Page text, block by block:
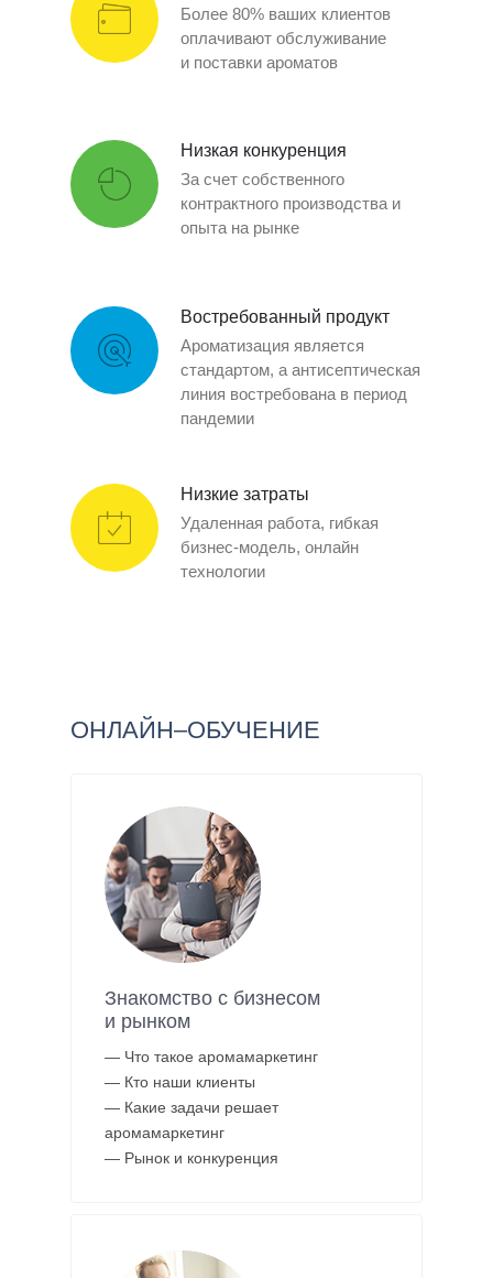
Низкая конкуренция
За счет собственного
контрактного производства и
опыта на рынке
Более 80% ваших клиентов
оплачивают обслуживание
и поставки ароматов
Востребованный продукт
Ароматизация является
стандартом, а антисептическая
линия востребована в период
пандемии
Низкие затраты
Удаленная работа, гибкая
бизнес-модель, онлайн
технологии
ОНЛАЙН–ОБУЧЕНИЕ
Знакомство с бизнесом
и рынком
— Что такое аромамаркетинг
— Кто наши клиенты
— Какие задачи решает
аромамаркетинг
— Рынок и конкуренция